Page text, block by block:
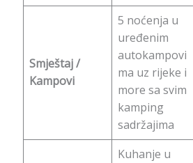
Smještaj /
Kampovi
5 noćenja u
uređenim
autokampovi
ma uz rijeke i
more sa svim
kamping
sadržajima
Kuhanje u